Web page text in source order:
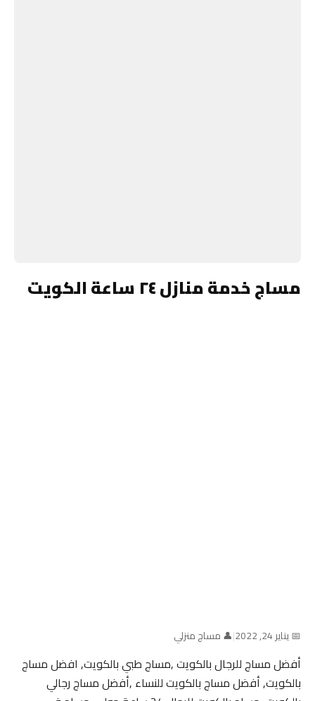
مساج خدمة منازل ٢٤ ساعة الكويت
📅 يناير 24, 2022 |👤 مساج منزلي
أفضل مساج للرجال بالكويت ,مساج طبي بالكويت, افضل مساج
بالكويت, أفضل مساج بالكويت للنساء ,أفضل مساج رجالي